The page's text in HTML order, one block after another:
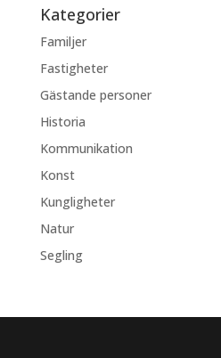
Kategorier
Familjer
Fastigheter
Gästande personer
Historia
Kommunikation
Konst
Kungligheter
Natur
Segling